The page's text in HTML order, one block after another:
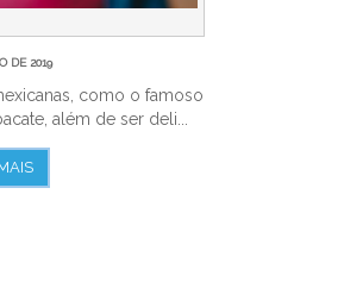
DE 2019
como o famoso
além de ser deli...